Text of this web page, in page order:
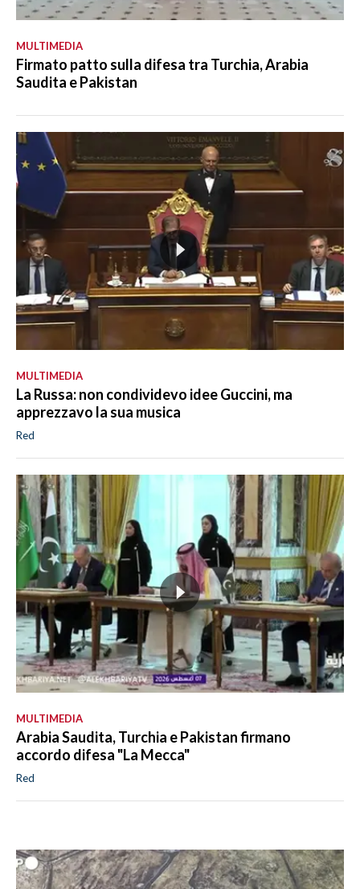
MULTIMEDIA
Firmato patto sulla difesa tra Turchia, Arabia
Saudita e Pakistan
MULTIMEDIA
La Russa: non condividevo idee Guccini, ma
apprezzavo la sua musica
Red
MULTIMEDIA
Arabia Saudita, Turchia e Pakistan firmano
accordo difesa "La Mecca"
Red